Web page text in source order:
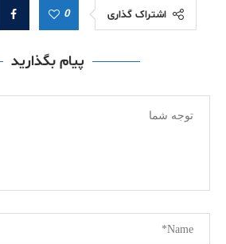
اشتراک گذاری 0
پیام بگذارید